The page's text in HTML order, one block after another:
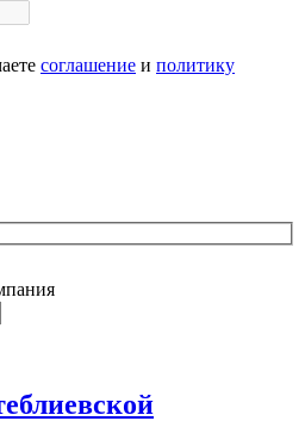
соглашение и политику